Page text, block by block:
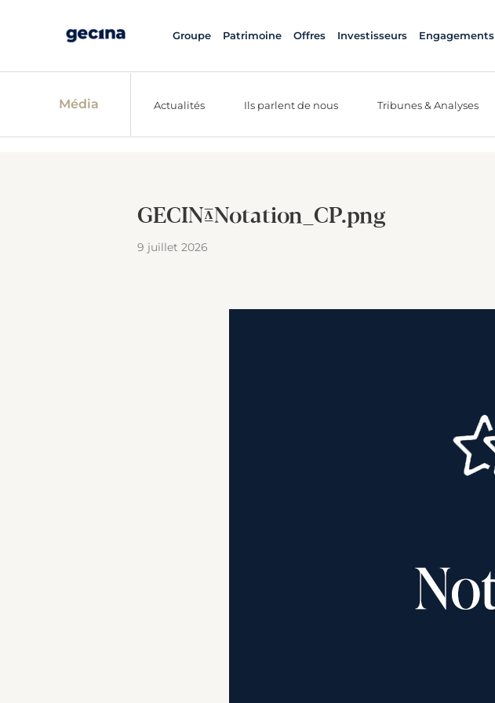
Groupe Patrimoine Offres Investisseurs Engagements
Média Actualités Ils parlent de nous Tribunes & Analyses
GECINA_Notation_CP.png
9 juillet 2026